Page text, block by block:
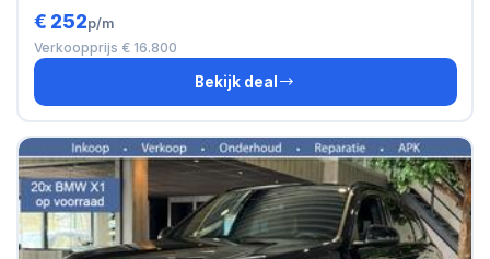
€ 252p/m
Verkoopprijs € 16.800
Bekijk deal